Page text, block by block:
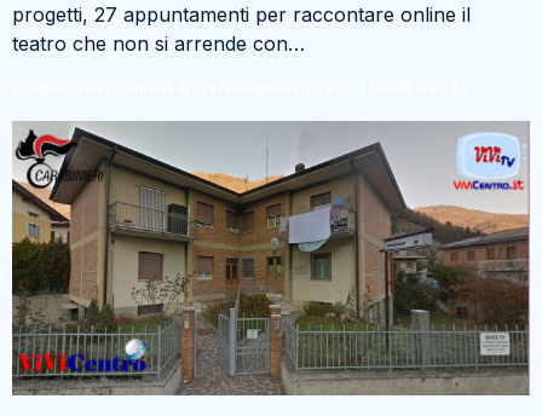
progetti, 27 appuntamenti per raccontare online il
teatro che non si arrende con…